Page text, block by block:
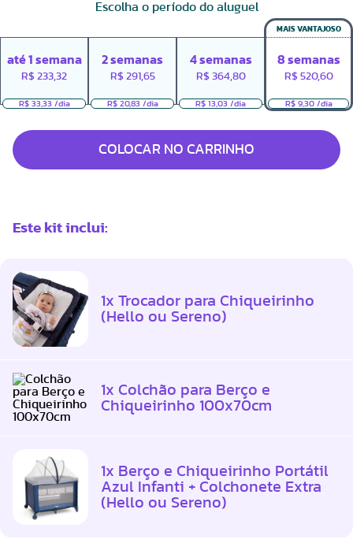
Escolha o período do aluguel
até1 semana
R$ 233,32
R$ 33,33 /dia
2semanas
R$ 291,65
R$ 20,83 /dia
4 semanas
R$ 364,80
R$ 13,03 /dia
MAIS VANTAJOSO
8 semanas
R$ 520,60
R$ 9,30 /dia
COLOCAR NO CARRINHO
Este kit inclui:
1x Trocador para Chiqueirinho
(Hello ou Sereno)
1x Colchão para Berço e
Chiqueirinho 100x70cm
1x Berço e Chiqueirinho Portátil
Azul Infanti + Colchonete Extra
(Hello ou Sereno)